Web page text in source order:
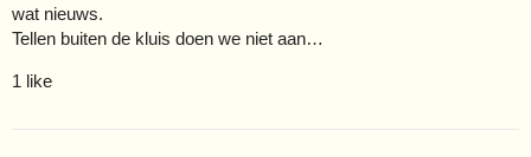
wat nieuws.
Tellen buiten de kluis doen we niet aan…
1 like